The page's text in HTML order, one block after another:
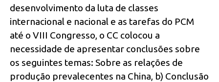
desenvolvimento da luta de classes
internacional e nacional e as tarefas do PCM
até o VIII Congresso, o CC colocou a
necessidade de apresentar conclusões sobre
os seguintes temas: Sobre as relações de
produção prevalecentes na China, b) Conclusão